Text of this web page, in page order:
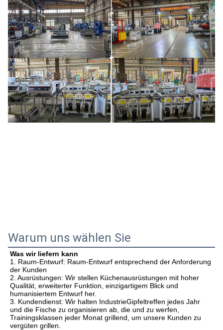
Warum uns wählen Sie
Was wir liefern kann
1. Raum-Entwurf: Raum-Entwurf entsprechend der Anforderung
der Kunden
2. Ausrüstungen: Wir stellen Küchenausrüstungen mit hoher
Qualität, erweiterter Funktion, einzigartigem Blick und
humanisiertem Entwurf her.
3. Kundendienst: Wir halten IndustrieGipfeltreffen jedes Jahr
und die Fische zu organisieren ab, die und zu werfen,
Trainingsklassen jeder Monat grillend, um unsere Kunden zu
vergüten grillen.